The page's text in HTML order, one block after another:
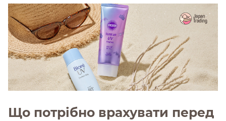
Що потрібно врахувати перед